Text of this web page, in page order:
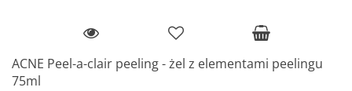
ACNE Peel-a-clair peeling - żel z elementami peelingu
75ml